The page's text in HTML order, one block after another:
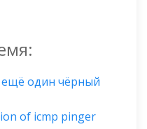
один чёрный
of icmp pinger